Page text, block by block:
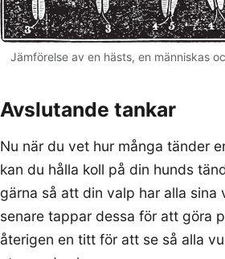
Jämförelse av en hästs, en människas
Avslutande tankar
Nu när du vet hur många tänder
kan du hålla koll på din hunds
gärna så att din valp har alla sina
senare tappar dessa för att göra
återigen en titt för att se så alla